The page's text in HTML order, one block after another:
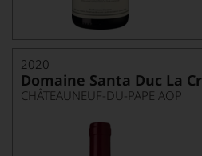
2020
Domaine Santa Duc La
CHÂTEAUNEUF-DU-PAPE AOP